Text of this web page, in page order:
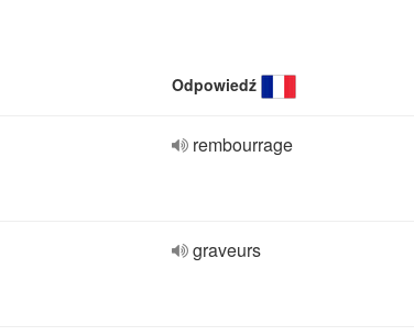
Odpowiedź
rembourrage
graveurs